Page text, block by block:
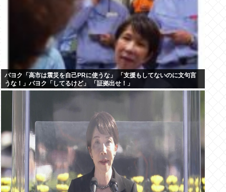
パヨク「高市は震災を自己PRに使うな」 「支援もしてないのに文句言
うな！」パヨク「してるけど」 「証拠出せ！」